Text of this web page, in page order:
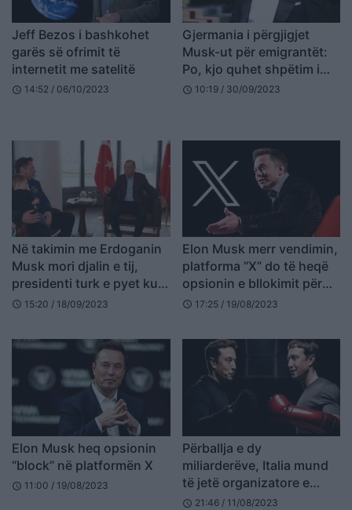
Jeff Bezos i bashkohet
garës së ofrimit të
internetit me satelitë
schedule 14:52 / 06/10/2023
Gjermania i përgjigjet
Musk-ut për emigrantët:
Po, kjo quhet shpëtim i
jetëve!
schedule 10:19 / 30/09/2023
Në takimin me Erdoganin
Musk mori djalin e tij,
presidenti turk e pyet ku e
ka gruan
schedule 15:20 / 18/09/2023
Elon Musk merr vendimin,
platforma “X” do të heqë
opsionin e bllokimit për
përdoruesit e saj
schedule 17:25 / 19/08/2023
Elon Musk heq opsionin
“block” në platformën X
schedule 11:00 / 19/08/2023
Përballja e dy
miliarderëve, Italia mund
të jetë organizatore e
duelit Musk – Zuckerberg
schedule 21:46 / 11/08/2023